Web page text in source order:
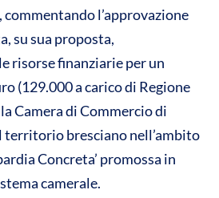
commentando l’approvazione
su sua proposta,
risorse finanziarie per un
(129.000 a carico di Regione
Camera di Commercio di
territorio bresciano nell’ambito
Concreta’ promossa in
camerale.